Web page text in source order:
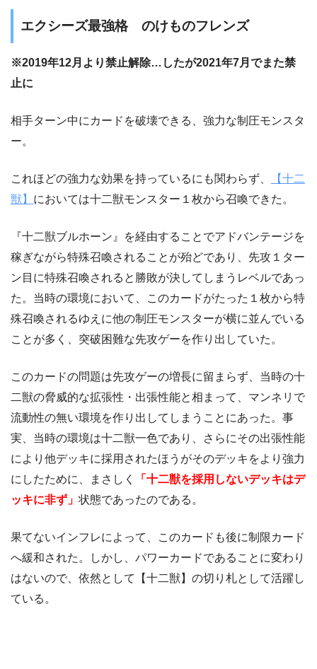
エクシーズ最強格 のけものフレンズ
※2019年12月より禁止解除…したが2021年7月でまた禁
止に
相手ターン中にカードを破壊できる、強力な制圧モンスタ
ー。
これほどの強力な効果を持っているにも関わらず、
【十二
獣】 においては十二獣モンスター１枚から召喚できた。
『十二獣ブルホーン』を経由することでアドバンテージを
稼ぎながら特殊召喚されることが殆どであり、先攻１ター
ン目に特殊召喚されると勝敗が決してしまうレベルであっ
た。当時の環境において、このカードがたった１枚から特
殊召喚されるゆえに他の制圧モンスターが横に並んでいる
ことが多く、突破困難な先攻ゲーを作り出していた。
このカードの問題は先攻ゲーの増長に留まらず、当時の十
二獣の脅威的な拡張性・出張性能と相まって、マンネリで
流動性の無い環境を作り出してしまうことにあった。事
実、当時の環境は十二獣一色であり、さらにその出張性能
により他デッキに採用されたほうがそのデッキをより強力
にしたために、まさしく
「十二獣を採用しないデッキはデ
ッキに非ず」 状態であったのである。
果てないインフレによって、このカードも後に制限カード
へ緩和された。しかし、パワーカードであることに変わり
はないので、依然として【十二獣】の切り札として活躍し
ている。